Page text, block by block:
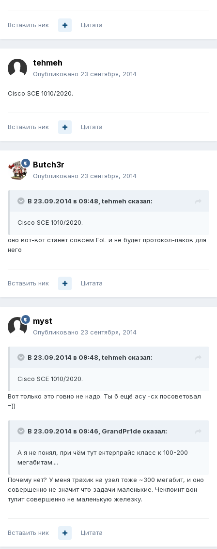
Вставить ник Цитата
tehmeh
Опубликовано 23 сентября, 2014
Cisco SCE 1010/2020.
Вставить ник Цитата
Butch3r
Опубликовано 23 сентября, 2014
В 23.09.2014 в 09:48, tehmeh сказал:
Cisco SCE 1010/2020.
оно вот-вот станет совсем EoL и не будет протокол-паков для
него
Вставить ник Цитата
myst
Опубликовано 23 сентября, 2014
В 23.09.2014 в 09:48, tehmeh сказал:
Cisco SCE 1010/2020.
Вот только это говно не надо. Ты б ещё асу -cx посоветовал
=))
В 23.09.2014 в 09:46, GrandPr1de сказал:
А я не понял, при чём тут ентерпрайс класс к 100-200
мегабитам....
Почему нет? У меня трахик на узел тоже ~300 мегабит, и оно
совершенно не значит что задачи маленькие. Чекпоинт вон
тулит совершенно не маленькую железку.
Вставить ник Цитата